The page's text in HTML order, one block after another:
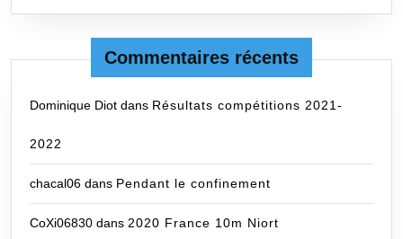
Commentaires récents
Dominique Diot dans Résultats compétitions 2021-
2022
chacal06 dans Pendant le confinement
CoXi06830 dans 2020 France 10m Niort